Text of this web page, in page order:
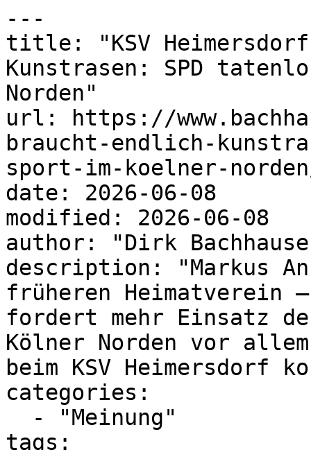
---
title: "KSV
Kunstrasen: SPD
Norden"
url: https://
braucht-endlich-
sport-im-koelner-
date: 2026-06-08
modified: 2026-06-08
author: "Dirk
description: "Markus
früheren Heimatverein –
fordert mehr Einsatz
Kölner Norden vor
beim KSV Heimersdorf
categories:
tags: